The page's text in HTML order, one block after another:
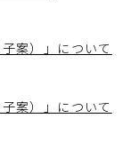
案）」について
案）」について